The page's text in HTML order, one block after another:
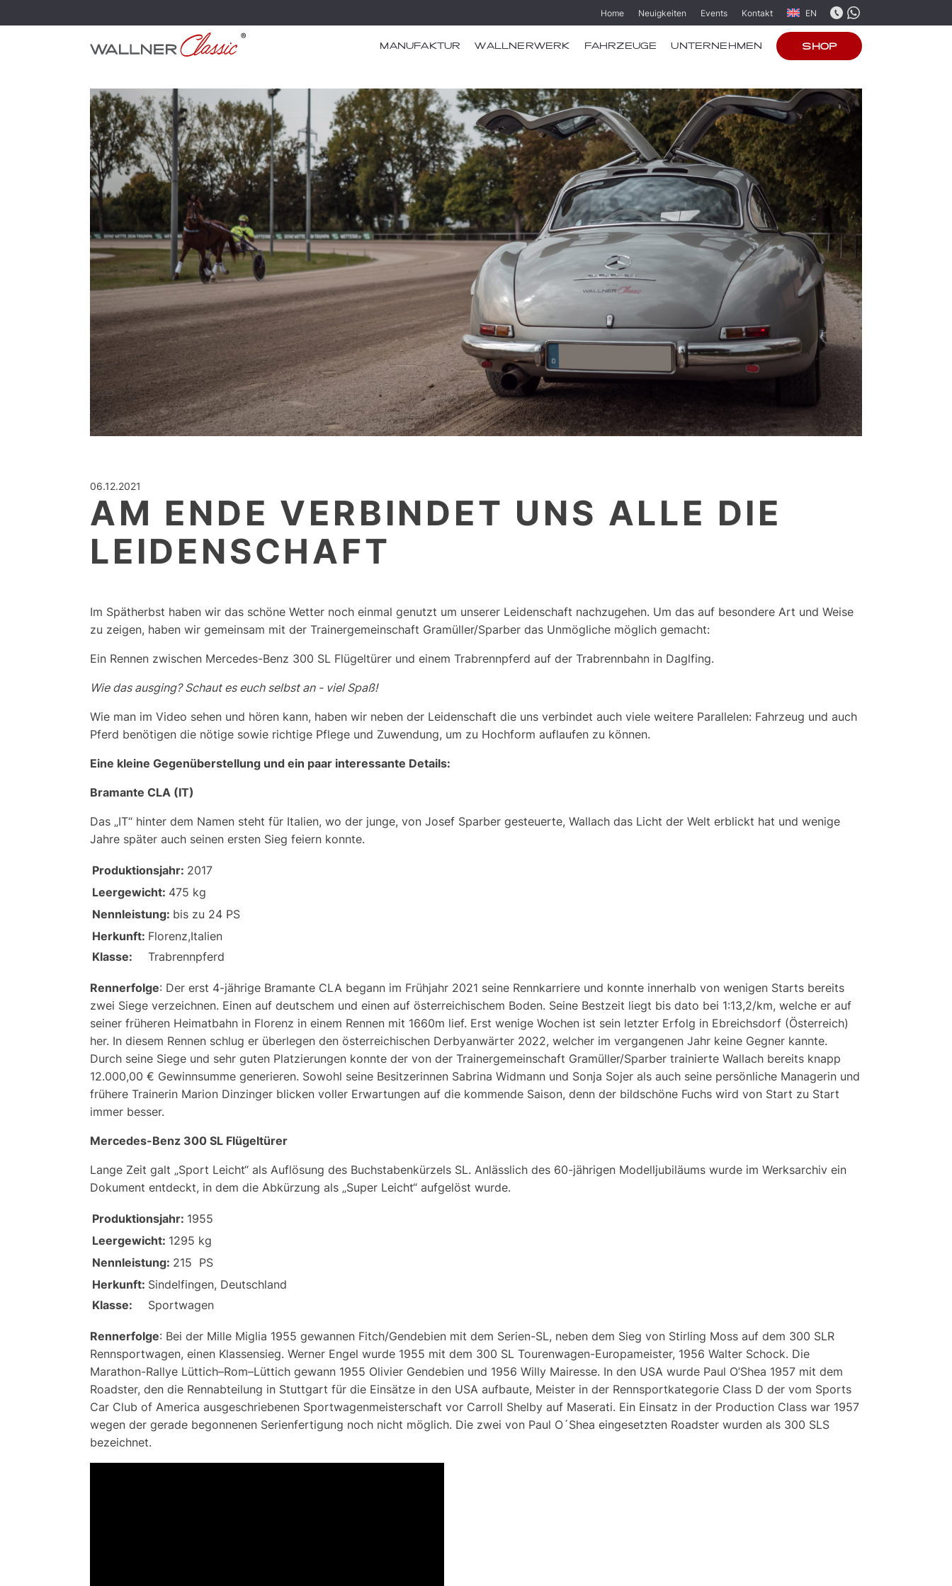
Home Neuigkeiten Events Kontakt EN
MANUFAKTUR WALLNERWERK FAHRZEUGE UNTERNEHMEN SHOP
06.12.2021
AM ENDE VERBINDET UNS ALLE DIE
LEIDENSCHAFT
Im Spätherbst haben wir das schöne Wetter noch einmal genutzt um unserer Leidenschaft nachzugehen. Um das auf besondere Art und Weise
zu zeigen, haben wir gemeinsam mit der Trainergemeinschaft Gramüller/Sparber das Unmögliche möglich gemacht:
Ein Rennen zwischen Mercedes-Benz 300 SL Flügeltürer und einem Trabrennpferd auf der Trabrennbahn in Daglfing.
Wie das ausging? Schaut es euch selbst an - viel Spaß!
Wie man im Video sehen und hören kann, haben wir neben der Leidenschaft die uns verbindet auch viele weitere Parallelen: Fahrzeug und auch
Pferd benötigen die nötige sowie richtige Pflege und Zuwendung, um zu Hochform auflaufen zu können.
Eine kleine Gegenüberstellung und ein paar interessante Details:
Bramante CLA (IT)
Das „IT“ hinter dem Namen steht für Italien, wo der junge, von Josef Sparber gesteuerte, Wallach das Licht der Welt erblickt hat und wenige
Jahre später auch seinen ersten Sieg feiern konnte.
Produktionsjahr: 2017
Leergewicht: 475 kg
Nennleistung: bis zu 24 PS
Herkunft: Florenz,Italien
Klasse:
Trabrennpferd
Rennerfolge: Der erst 4-jährige Bramante CLA begann im Frühjahr 2021 seine Rennkarriere und konnte innerhalb von wenigen Starts bereits
zwei Siege verzeichnen. Einen auf deutschem und einen auf österreichischem Boden. Seine Bestzeit liegt bis dato bei 1:13,2/km, welche er auf
seiner früheren Heimatbahn in Florenz in einem Rennen mit 1660m lief. Erst wenige Wochen ist sein letzter Erfolg in Ebreichsdorf (Österreich)
her. In diesem Rennen schlug er überlegen den österreichischen Derbyanwärter 2022, welcher im vergangenen Jahr keine Gegner kannte.
Durch seine Siege und sehr guten Platzierungen konnte der von der Trainergemeinschaft Gramüller/Sparber trainierte Wallach bereits knapp
12.000,00 € Gewinnsumme generieren. Sowohl seine Besitzerinnen Sabrina Widmann und Sonja Sojer als auch seine persönliche Managerin und
frühere Trainerin Marion Dinzinger blicken voller Erwartungen auf die kommende Saison, denn der bildschöne Fuchs wird von Start zu Start
immer besser.
Mercedes-Benz 300 SL Flügeltürer
Lange Zeit galt „Sport Leicht“ als Auflösung des Buchstabenkürzels SL. Anlässlich des 60-jährigen Modelljubiläums wurde im Werksarchiv ein
Dokument entdeckt, in dem die Abkürzung als „Super Leicht“ aufgelöst wurde.
Produktionsjahr: 1955
Leergewicht: 1295 kg
Nennleistung: 215 PS
Herkunft: Sindelfingen, Deutschland
Klasse:
Sportwagen
Rennerfolge: Bei der Mille Miglia 1955 gewannen Fitch/Gendebien mit dem Serien-SL, neben dem Sieg von Stirling Moss auf dem 300 SLR
Rennsportwagen, einen Klassensieg. Werner Engel wurde 1955 mit dem 300 SL Tourenwagen-Europameister, 1956 Walter Schock. Die
Marathon-Rallye Lüttich–Rom–Lüttich gewann 1955 Olivier Gendebien und 1956 Willy Mairesse. In den USA wurde Paul O’Shea 1957 mit dem
Roadster, den die Rennabteilung in Stuttgart für die Einsätze in den USA aufbaute, Meister in der Rennsportkategorie Class D der vom Sports
Car Club of America ausgeschriebenen Sportwagenmeisterschaft vor Carroll Shelby auf Maserati. Ein Einsatz in der Production Class war 1957
wegen der gerade begonnenen Serienfertigung noch nicht möglich. Die zwei von Paul O´Shea eingesetzten Roadster wurden als 300 SLS
bezeichnet.